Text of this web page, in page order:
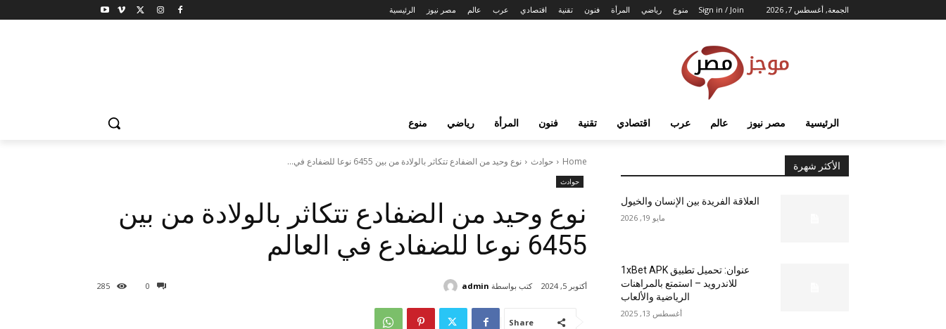
الجمعة, أغسطس 7, 2026 Sign in / Join الرئيسية مصر نيوز عالم عرب اقتصادي تقنية فنون المرأة رياضي منوع
الرئيسية مصر نيوز عالم عرب اقتصادي تقنية فنون المرأة رياضي منوع
Home حوادث نوع وحيد من الضفادع تتكاثر بالولادة من بين 6455 نوعا للضفادع في...
حوادث
نوع وحيد من الضفادع تتكاثر بالولادة من بين
6455 نوعا للضفادع في العالم
0
285 أكتوبر 5, 2024 كتب بواسطة admin
Share
الأكثر شهرة
العلاقة الفريدة بين الإنسان والخيول
مايو 19, 2026
عنوان: تحميل تطبيق 1xBet APK
للاندرويد – استمتع بالمراهنات
الرياضية والألعاب
أغسطس 13, 2025